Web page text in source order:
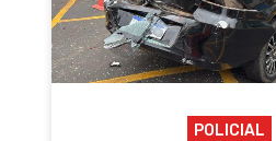
POLICIAL